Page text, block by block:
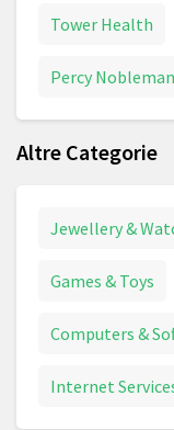
Tower Health
Percy Nobleman
Altre Categorie
Jewellery &
Games & Toys
Computers &
Internet